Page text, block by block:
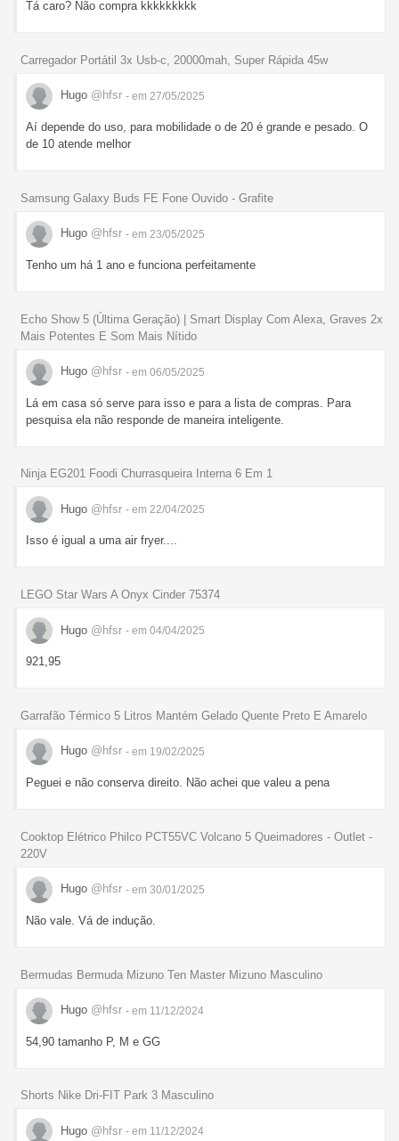
Tá caro? Não compra kkkkkkkkk
Carregador Portátil 3x Usb-c, 20000mah, Super Rápida 45w
Hugo @hfsr - em 27/05/2025
Aí depende do uso, para mobilidade o de 20 é grande e pesado. O
de 10 atende melhor
Samsung Galaxy Buds FE Fone Ouvido - Grafite
Hugo @hfsr - em 23/05/2025
Tenho um há 1 ano e funciona perfeitamente
Echo Show 5 (Última Geração) | Smart Display Com Alexa, Graves 2x
Mais Potentes E Som Mais Nítido
Hugo @hfsr - em 06/05/2025
Lá em casa só serve para isso e para a lista de compras. Para
pesquisa ela não responde de maneira inteligente.
Ninja EG201 Foodi Churrasqueira Interna 6 Em 1
Hugo @hfsr - em 22/04/2025
Isso é igual a uma air fryer....
LEGO Star Wars A Onyx Cinder 75374
Hugo @hfsr - em 04/04/2025
921,95
Garrafão Térmico 5 Litros Mantém Gelado Quente Preto E Amarelo
Hugo @hfsr - em 19/02/2025
Peguei e não conserva direito. Não achei que valeu a pena
Cooktop Elétrico Philco PCT55VC Volcano 5 Queimadores - Outlet -
220V
Hugo @hfsr - em 30/01/2025
Não vale. Vá de indução.
Bermudas Bermuda Mizuno Ten Master Mizuno Masculino
Hugo @hfsr - em 11/12/2024
54,90 tamanho P, M e GG
Shorts Nike Dri-FIT Park 3 Masculino
Hugo @hfsr - em 11/12/2024